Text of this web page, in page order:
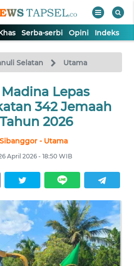
Serba-serbi Opini Indeks
Selatan Utama
Lepas
342 Jemaah
2026
- Utama
April 2026 - 18:50 WIB